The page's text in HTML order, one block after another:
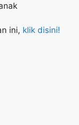
ini, klik disini!